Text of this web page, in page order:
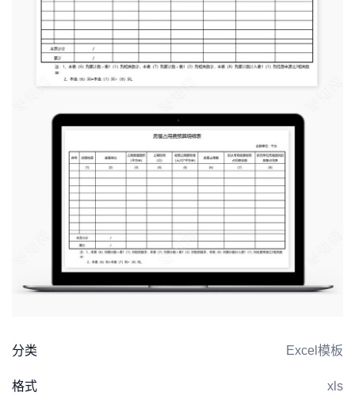
分类 Excel模板
格式 xls